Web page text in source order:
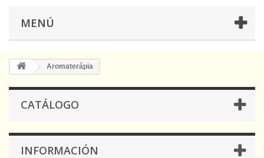
MENÚ
Aromaterápia
CATÁLOGO
INFORMACIÓN